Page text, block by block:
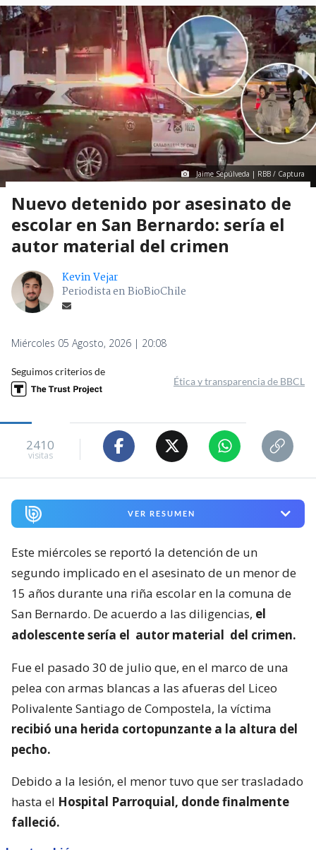
Jaime Sepúlveda | RBB / Captura
Nuevo detenido por asesinato de
escolar en San Bernardo: sería el
autor material del crimen
Kevin Vejar
Periodista en BioBioChile
Miércoles 05 Agosto, 2026 | 20:08
Seguimos criterios de
Ética y transparencia de BBCL
2410
visitas
VER RESUMEN
Este miércoles se reportó la detención de un
segundo implicado en el asesinato de un menor de
15 años durante una riña escolar en la comuna de
San Bernardo. De acuerdo a las diligencias, el
adolescente sería el autor material del crimen.
Fue el pasado 30 de julio que, en el marco de una
pelea con armas blancas a las afueras del Liceo
Polivalente Santiago de Compostela, la víctima
recibió una herida cortopunzante a la altura del
pecho.
Debido a la lesión, el menor tuvo que ser trasladado
hasta el Hospital Parroquial, donde finalmente
falleció.